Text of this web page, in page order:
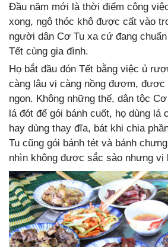
Đầu năm mới là thời điểm công
xong, ngô thóc khô được cất vào
người dân Cơ Tu xa cứ đang
Tết cùng gia đình.
Họ bắt đầu đón Tết bằng việc ủ
càng lâu vị càng nồng đượm,
ngon. Không những thế, dân tộc
lá đót để gói bánh cuốt, họ dùng lá
hay dùng thay đĩa, bát khi chia
Tu cũng gói bánh tét và bánh
nhìn không được sắc sảo nhưng vị